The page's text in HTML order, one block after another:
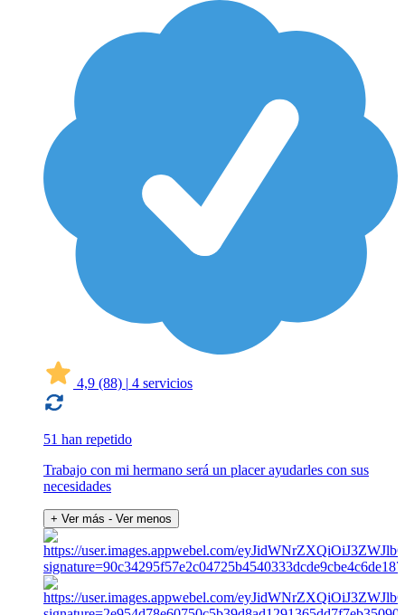
4,9 (88) | 4 servicios
51 han repetido
Trabajo con mi hermano será un placer ayudarles con sus
necesidades
+ Ver más - Ver menos